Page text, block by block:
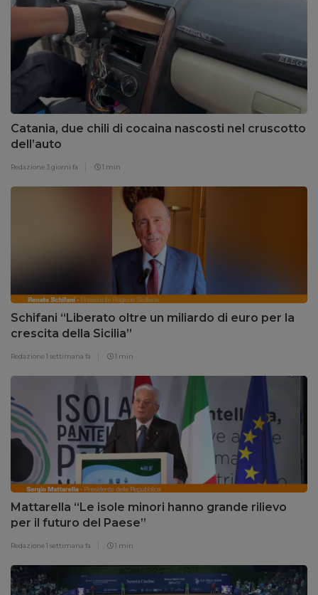
Catania, due chili di cocaina nascosti nel cruscotto
dell’auto
Redazione 3 giorni fa 1 min
Schifani “Liberato oltre un miliardo di euro per la
crescita della Sicilia”
Redazione1 settimana fa 1 min
Mattarella “Le isole minori hanno grande rilievo
per il futuro del Paese”
Redazione1 settimana fa 1 min